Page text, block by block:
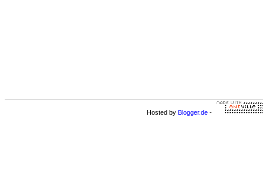
Hosted by Blogger.de -